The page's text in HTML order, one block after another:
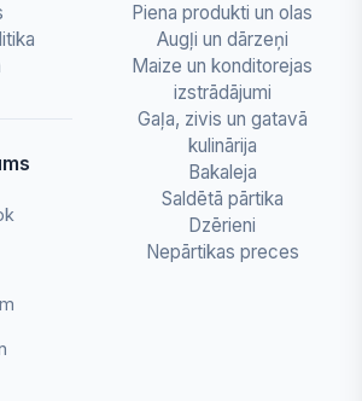
Piena produkti un olas
Augļi un dārzeņi
Maize un konditorejas
izstrādājumi
Gaļa, zivis un gatavā
kulinārija
Bakaleja
Saldētā pārtika
Dzērieni
Nepārtikas preces